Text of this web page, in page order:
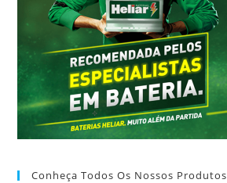
Conheça Todos Os Nossos Produtos